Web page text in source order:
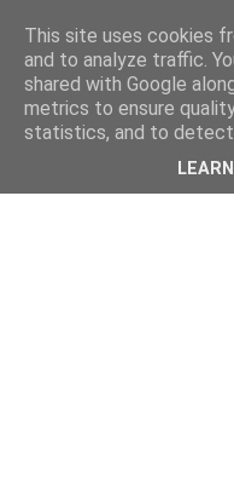
This site uses cookies
and to analyze traffic.
shared with Google
metrics to ensure
statistics, and to detect